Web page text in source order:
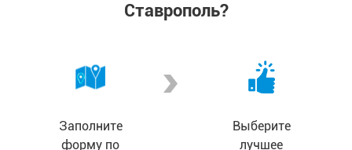
Ставрополь?
Заполните
форму по
Выберите
лучшее